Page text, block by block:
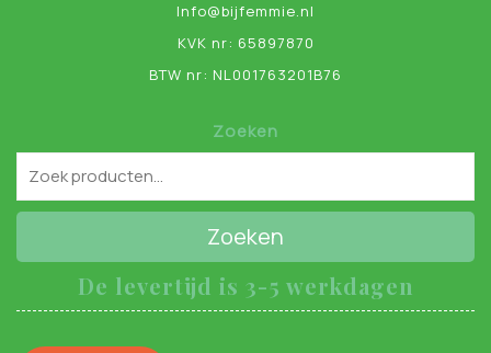
Info@bijfemmie.nl
KVK nr: 65897870
BTW nr: NL001763201B76
Zoeken
Zoeken
De levertijd is 3-5 werkdagen